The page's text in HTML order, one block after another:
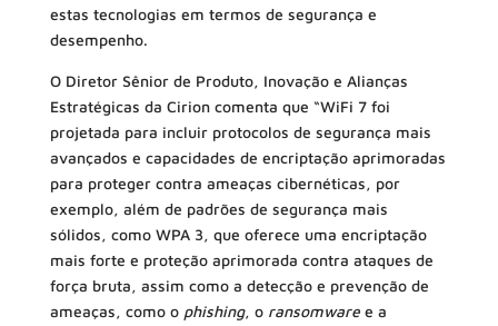
estas tecnologias em termos de segurança e
desempenho.
O Diretor Sênior de Produto, Inovação e Alianças
Estratégicas da Cirion comenta que “WiFi 7 foi
projetada para incluir protocolos de segurança mais
avançados e capacidades de encriptação aprimoradas
para proteger contra ameaças cibernéticas, por
exemplo, além de padrões de segurança mais
sólidos, como WPA 3, que oferece uma encriptação
mais forte e proteção aprimorada contra ataques de
força bruta, assim como a detecção e prevenção de
ameaças, como o phishing, o ransomwaree a